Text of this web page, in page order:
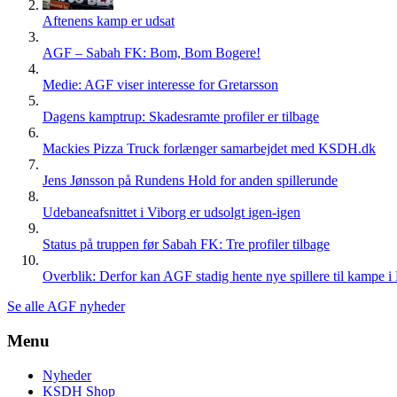
Aftenens kamp er udsat
AGF – Sabah FK: Bom, Bom Bogere!
Medie: AGF viser interesse for Gretarsson
Dagens kamptrup: Skadesramte profiler er tilbage
Mackies Pizza Truck forlænger samarbejdet med KSDH.dk
Jens Jønsson på Rundens Hold for anden spillerunde
Udebaneafsnittet i Viborg er udsolgt igen-igen
Status på truppen før Sabah FK: Tre profiler tilbage
Overblik: Derfor kan AGF stadig hente nye spillere til kampe i
Se alle AGF nyheder
Menu
Nyheder
KSDH Shop